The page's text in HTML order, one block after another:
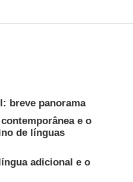
breve panorama
e o
de línguas
adicional e o